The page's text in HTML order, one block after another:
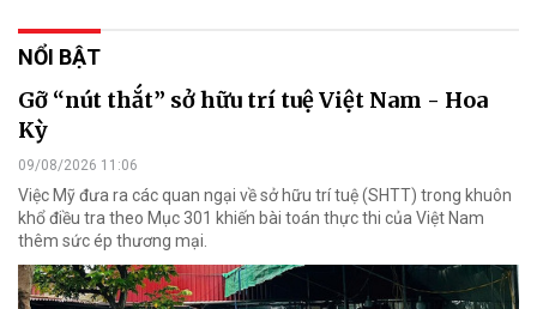
NỔI BẬT
Gỡ “nút thắt” sở hữu trí tuệ Việt Nam - Hoa
Kỳ
09/08/2026 11:06
Việc Mỹ đưa ra các quan ngại về sở hữu trí tuệ (SHTT) trong khuôn
khổ điều tra theo Mục 301 khiến bài toán thực thi của Việt Nam
thêm sức ép thương mại.